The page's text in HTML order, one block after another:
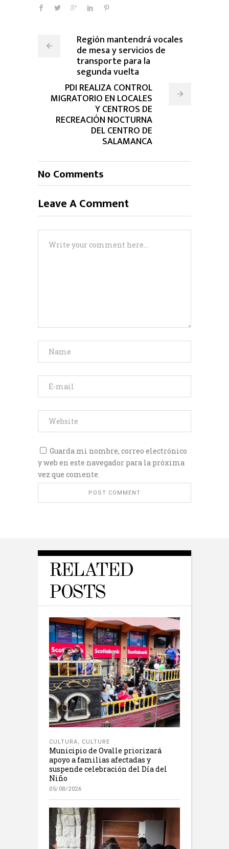
Región mantendrá vocales
de mesa y servicios de
transporte para la
segunda vuelta
PDI REALIZA CONTROL
MIGRATORIO EN LOCALES
Y CENTROS DE
RECREACIÓN NOCTURNA
DEL CENTRO DE
SALAMANCA
No Comments
Leave A Comment
Guarda mi nombre, correo electrónico
y web en este navegador para la próxima
vez que comente.
RELATED
POSTS
CULTURA CULTURE
Municipio de Ovalle priorizará
apoyo a familias afectadas y
suspende celebración del Día del
Niño
05/08/2026